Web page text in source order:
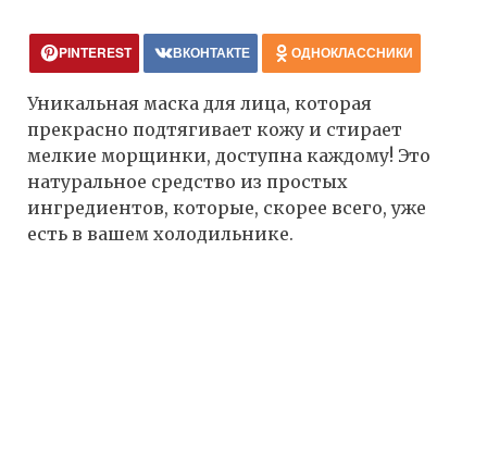
PINTEREST ВКОНТАКТЕ ОДНОКЛАССНИКИ
Уникальная маска для лица, которая
прекрасно подтягивает кожу и стирает
мелкие морщинки, доступна каждому! Это
натуральное средство из простых
ингредиентов, которые, скорее всего, уже
есть в вашем холодильнике.